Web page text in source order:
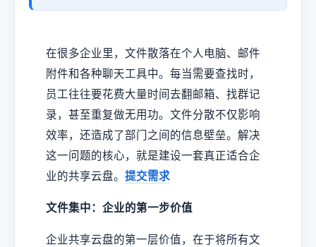
在很多企业里，文件散落在个人电脑、邮件
附件和各种聊天工具中。每当需要查找时，
员工往往要花费大量时间去翻邮箱、找群记
录，甚至重复做无用功。文件分散不仅影响
效率，还造成了部门之间的信息壁垒。解决
这一问题的核心，就是建设一套真正适合企
业的共享云盘。 提交需求
文件集中：企业的第一步价值
企业共享云盘的第一层价值，在于将所有文